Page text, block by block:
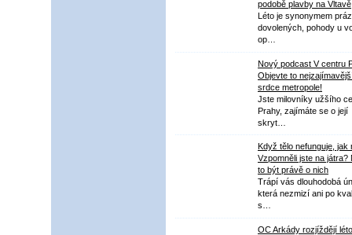
podobě plavby na Vltavě
Léto je synonymem
dovolených, pohody u
op…
Nový podcast V centru
Objevte to
srdce metropole!
Jste milovníky užšího
Prahy, zajímáte se o její
skryt…
Když tělo nefunguje, jak
Vzpomněli jste na játra?
to být právě o nich
Trápí vás dlouhodobá
která nezmizí ani po
s…
OC Arkády rozjíždějí léto